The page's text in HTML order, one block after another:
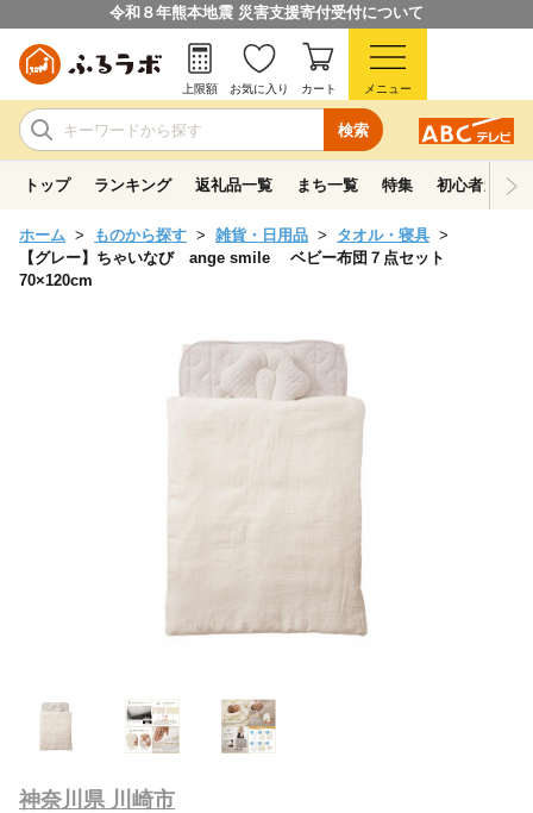
令和８年熊本地震 災害支援寄付受付について
検索
上限額 お気に入り カート メニュー
トップ ランキング 返礼品一覧 まち一覧 特集 初心者ガイド
ホーム ものから探す 雑貨・日用品
タオル・寝具
【グレー】ちゃいなび ange smile ベビー布団７点セット
70×120cm
神奈川県 川崎市